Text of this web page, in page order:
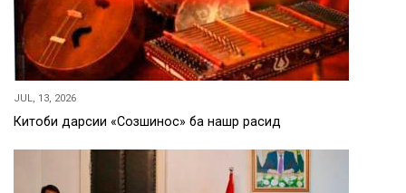
JUL, 13, 2026
Китоби дарсии «Созшиносӣ» ба нашр расид